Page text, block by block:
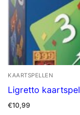
KAARTSPELLEN
Ligretto kaartspel
€10,99